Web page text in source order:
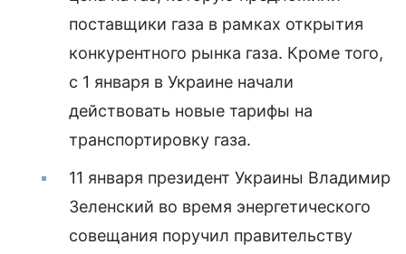
поставщики газа в рамках открытия
конкурентного рынка газа. Кроме того,
с 1 января в Украине начали
действовать новые тарифы на
транспортировку газа.
11 января президент Украины Владимир
Зеленский во время энергетического
совещания поручил правительству